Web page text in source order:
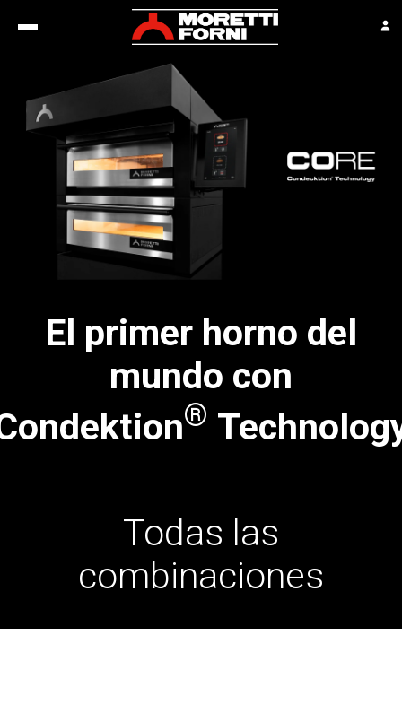
El primer horno del
mundo con
®
Todas las
combinaciones